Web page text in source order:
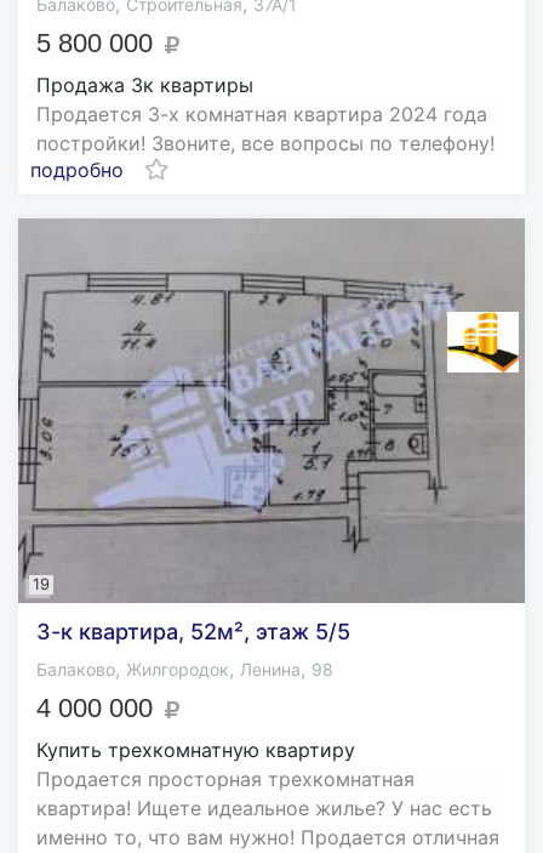
Балаково Строительная 37А/1
5 800 000
Продажа 3к квартиры
Продается 3-х комнатная квартира 2024 года
постройки! Звоните, все вопросы по телефону!
подробно
19
3-к квартира, 52м², этаж 5/5
Балаково, Жилгородок, Ленина, 98
4 000 000
Купить трехкомнатную квартиру
Продается просторная трехкомнатная
квартира! Ищете идеальное жилье? У нас есть
именно то, что вам нужно! Продается отличная